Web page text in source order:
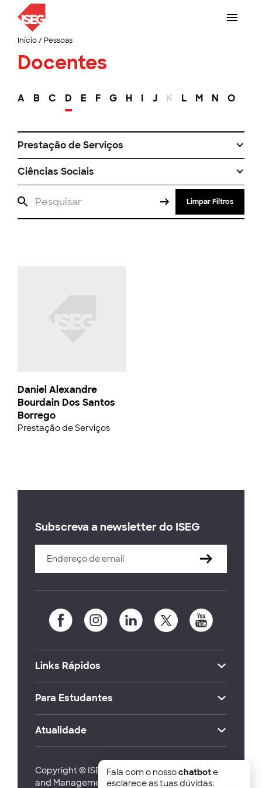
Início/ Pessoas
Docentes
A B C D E F G H I J K L M N O
Prestação de Serviços
Ciências Sociais
Limpar Filtros
Daniel Alexandre
Bourdain Dos Santos
Borrego
Prestação de Serviços
Subscreva a newsletter do ISEG
Links Rápidos
Para Estudantes
Atualidade
Copyright © ISEG Lisbon School of Economics
and Management 2026
Fala com o nossochatbote
esclarece as tuas dúvidas.